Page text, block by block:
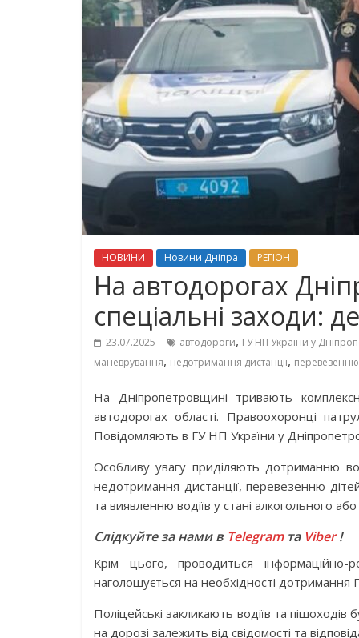
НОВИНИ Новини Дніпра РЕГІОН
На автодорогах
спеціальні заходи:
23.07.2025 автодороги, ГУ НП України у
маневрування, недотримання дистанції, перевезенню
На Дніпропетровщині тривають
автодорогах області. Правоохоронці
Повідомляють в ГУ НП України у
Особливу увагу приділяють дотриманню
недотримання дистанції, перевезенню
та виявленню водіїв у стані алкогольного
Слідкуйте за нами в Telegramта Viber!
Крім цього, проводиться
наголошується на необхідності
Поліцейські закликають водіїв та
на дорозі залежить від свідомості та